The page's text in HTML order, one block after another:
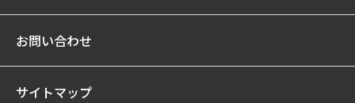
お問い合わせ
サイトマップ